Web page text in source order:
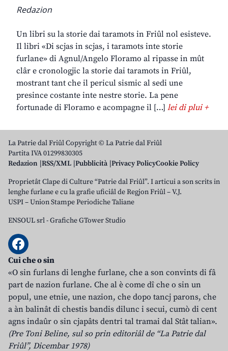
Redazion
Un libri su la storie dai taramots in Friûl nol esisteve.
Il libri «Di scjas in scjas, i taramots inte storie
furlane» di Agnul/Angelo Floramo al ripasse in mût
clâr e cronologjic la storie dai taramots in Friûl,
mostrant tant che il pericul sismic al sedi une
presince costante inte nestre storie. La pene
fortunade di Floramo e acompagne il […] lei di plui +
La Patrie dal Friûl Copyright © La Patrie dal Friûl
Partita IVA 01299830305
Redazion RSS/XML Pubblicità Privacy PolicyCookie Policy
Proprietât Clape di Culture “Patrie dal Friûl”. I articui a son scrits in
lenghe furlane e cu la grafie uficiâl de Regjon Friûl – V.J.
USPI – Union Stampe Periodiche Taliane
ENSOUL srl-Grafiche GTower Studio
Cui che o sin
«O sin furlans di lenghe furlane, che a son convints di fâ
part de nazion furlane. Che al è come dî che o sin un
popul, une etnie, une nazion, che dopo tancj parons, che
a àn balinât di chestis bandis dilunc i secui, cumò di cent
agns indaûr o sin cjapâts dentri tal tramai dal Stât talian».
(Pre Toni Beline, sul so prin editoriâl de “La Patrie dal
Friûl”, Dicembar 1978)